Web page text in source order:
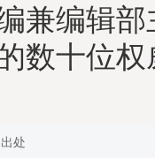
兼编辑
数十位
处